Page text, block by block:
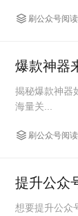
刷公众号阅
爆款神器
揭秘爆款神器
海量关...
刷公众号阅
提升公众
想要提升公众